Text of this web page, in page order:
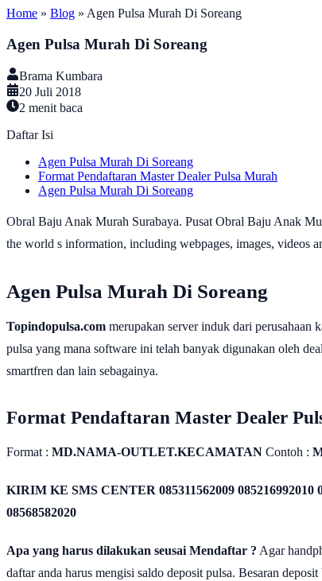
Home » Blog » Agen Pulsa Murah Di Soreang
Agen Pulsa Murah Di Soreang
Brama Kumbara
20 Juli 2018
2 menit baca
Daftar Isi
Agen Pulsa Murah Di Soreang
Format Pendaftaran Master Dealer Pulsa Murah
Agen Pulsa Murah Di Soreang
Obral Baju Anak Murah Surabaya. Pusat Obral Baju Anak
the world s information, including webpages, images, videos
Agen Pulsa Murah Di Soreang
Topindopulsa.com merupakan server induk dari perusahaan
pulsa yang mana software ini telah banyak digunakan oleh
smartfren dan lain sebagainya.
Format Pendaftaran Master Dealer
Format : MD.NAMA-OUTLET.KECAMATAN Contoh :
KIRIM KE SMS CENTER 085311562009 085216992010
08568582020
Apa yang harus dilakukan seusai Mendaftar ? Agar
daftar anda harus mengisi saldo deposit pulsa. Besaran